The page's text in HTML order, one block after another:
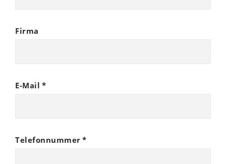
Firma
E-Mail *
Telefonnummer *